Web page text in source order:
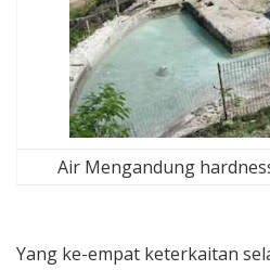
Air Mengandung
Yang ke-empat keterkaitan